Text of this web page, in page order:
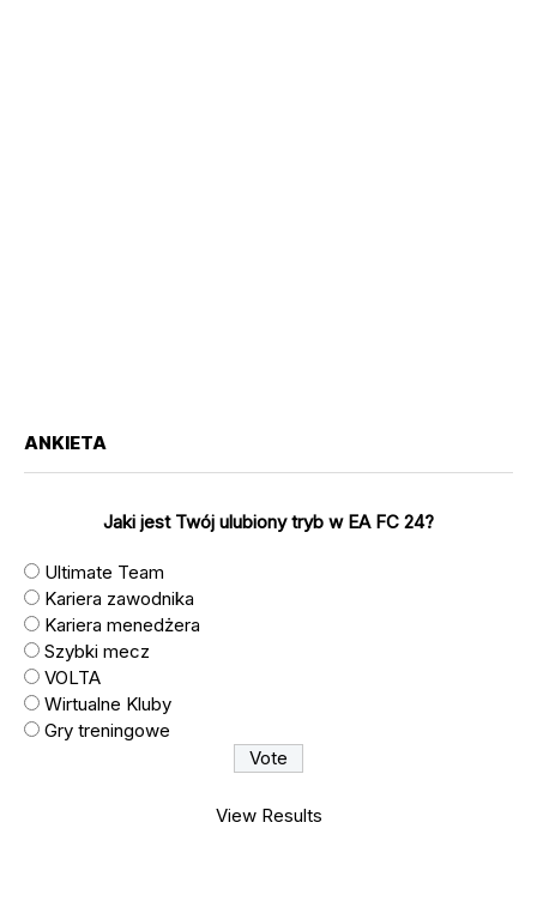
ANKIETA
Jaki jest Twój ulubiony tryb w EA FC 24?
Ultimate Team
Kariera zawodnika
Kariera menedżera
Szybki mecz
VOLTA
Wirtualne Kluby
Gry treningowe
View Results